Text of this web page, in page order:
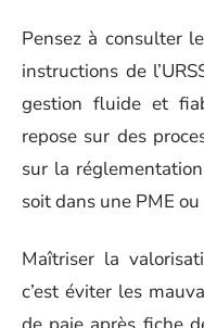
Pensez à consulter
instructions de
gestion fluide et
repose sur des
sur la
soit dans une PME
Maîtriser la
c’est éviter les